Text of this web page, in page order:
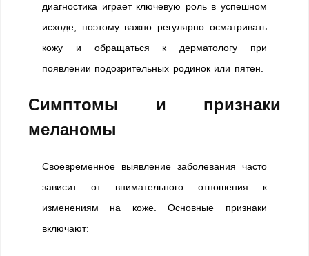
диагностика играет ключевую роль в успешном
исходе, поэтому важно регулярно осматривать
кожу и обращаться к дерматологу при
появлении подозрительных родинок или пятен.
Симптомы и признаки
меланомы
Своевременное выявление заболевания часто
зависит от внимательного отношения к
изменениям на коже. Основные признаки
включают: